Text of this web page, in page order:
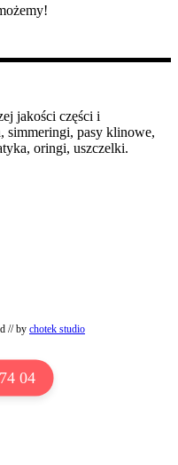
04
jakości części i
simmeringi, pasy klinowe,
oringi, uszczelki.
// by chotek studio